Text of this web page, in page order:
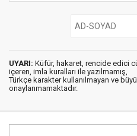
UYARI: Küfür, hakaret, rencide edici
içeren, imla kuralları ile yazılmamış,
Türkçe karakter kullanılmayan ve
onaylanmamaktadır.